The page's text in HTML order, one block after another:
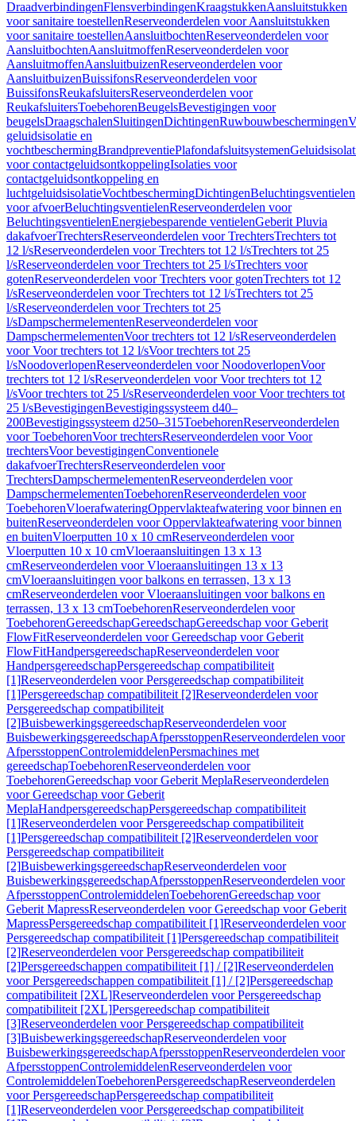
DraadverbindingenFlensverbindingenKraagstukkenAansluitstukken
voor sanitaire toestellenReserveonderdelen voor Aansluitstukken
voor sanitaire toestellenAansluitbochtenReserveonderdelen voor
AansluitbochtenAansluitmoffenReserveonderdelen voor
AansluitmoffenAansluitbuizenReserveonderdelen voor
AansluitbuizenBuissifonsReserveonderdelen voor
BuissifonsReukafsluitersReserveonderdelen voor
ReukafsluitersToebehorenBeugelsBevestigingen voor
beugelsDraagschalenSluitingenDichtingenRuwbouwbeschermingen
geluidsisolatie en
vochtbeschermingBrandpreventiePlafondafsluitsystemen
voor contactgeluidsontkoppelingIsolaties voor
contactgeluidsontkoppeling en
luchtgeluidsisolatieVochtbeschermingDichtingenBeluchtingsventielen
voor afvoerBeluchtingsventielenReserveonderdelen voor
BeluchtingsventielenEnergiebesparende ventielenGeberit Pluvia
dakafvoerTrechtersReserveonderdelen voor TrechtersTrechters tot
12 l/sReserveonderdelen voor Trechters tot 12 l/sTrechters tot 25
l/sReserveonderdelen voor Trechters tot 25 l/sTrechters voor
gotenReserveonderdelen voor Trechters voor gotenTrechters tot 12
l/sReserveonderdelen voor Trechters tot 12 l/sTrechters tot 25
l/sReserveonderdelen voor Trechters tot 25
l/sDampschermelementenReserveonderdelen voor
DampschermelementenVoor trechters tot 12 l/sReserveonderdelen
voor Voor trechters tot 12 l/sVoor trechters tot 25
l/sNoodoverlopenReserveonderdelen voor NoodoverlopenVoor
trechters tot 12 l/sReserveonderdelen voor Voor trechters tot 12
l/sVoor trechters tot 25 l/sReserveonderdelen voor Voor trechters tot
25 l/sBevestigingenBevestigingssysteem d40–
200Bevestigingssysteem d250–315ToebehorenReserveonderdelen
voor ToebehorenVoor trechtersReserveonderdelen voor Voor
trechtersVoor bevestigingenConventionele
dakafvoerTrechtersReserveonderdelen voor
TrechtersDampschermelementenReserveonderdelen voor
DampschermelementenToebehorenReserveonderdelen voor
ToebehorenVloerafwateringOppervlakteafwatering voor binnen en
buitenReserveonderdelen voor Oppervlakteafwatering voor binnen
en buitenVloerputten 10 x 10 cmReserveonderdelen voor
Vloerputten 10 x 10 cmVloeraansluitingen 13 x 13
cmReserveonderdelen voor Vloeraansluitingen 13 x 13
cmVloeraansluitingen voor balkons en terrassen, 13 x 13
cmReserveonderdelen voor Vloeraansluitingen voor balkons en
terrassen, 13 x 13 cmToebehorenReserveonderdelen voor
ToebehorenGereedschapGereedschapGereedschap voor Geberit
FlowFitReserveonderdelen voor Gereedschap voor Geberit
FlowFitHandpersgereedschapReserveonderdelen voor
HandpersgereedschapPersgereedschap compatibiliteit
[1]Reserveonderdelen voor Persgereedschap compatibiliteit
[1]Persgereedschap compatibiliteit [2]Reserveonderdelen voor
Persgereedschap compatibiliteit
[2]BuisbewerkingsgereedschapReserveonderdelen voor
BuisbewerkingsgereedschapAfpersstoppenReserveonderdelen voor
AfpersstoppenControlemiddelenPersmachines met
gereedschapToebehorenReserveonderdelen voor
ToebehorenGereedschap voor Geberit MeplaReserveonderdelen
voor Gereedschap voor Geberit
MeplaHandpersgereedschapPersgereedschap compatibiliteit
[1]Reserveonderdelen voor Persgereedschap compatibiliteit
[1]Persgereedschap compatibiliteit [2]Reserveonderdelen voor
Persgereedschap compatibiliteit
[2]BuisbewerkingsgereedschapReserveonderdelen voor
BuisbewerkingsgereedschapAfpersstoppenReserveonderdelen voor
AfpersstoppenControlemiddelenToebehorenGereedschap voor
Geberit MapressReserveonderdelen voor Gereedschap voor Geberit
MapressPersgereedschap compatibiliteit [1]Reserveonderdelen voor
Persgereedschap compatibiliteit [1]Persgereedschap compatibiliteit
[2]Reserveonderdelen voor Persgereedschap compatibiliteit
[2]Persgereedschappen compatibiliteit [1] / [2]Reserveonderdelen
voor Persgereedschappen compatibiliteit [1] / [2]Persgereedschap
compatibiliteit [2XL]Reserveonderdelen voor Persgereedschap
compatibiliteit [2XL]Persgereedschap compatibiliteit
[3]Reserveonderdelen voor Persgereedschap compatibiliteit
[3]BuisbewerkingsgereedschapReserveonderdelen voor
BuisbewerkingsgereedschapAfpersstoppenReserveonderdelen voor
AfpersstoppenControlemiddelenReserveonderdelen voor
ControlemiddelenToebehorenPersgereedschapReserveonderdelen
voor PersgereedschapPersgereedschap compatibiliteit
[1]Reserveonderdelen voor Persgereedschap compatibiliteit